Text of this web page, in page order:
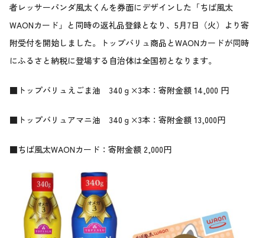
者レッサーパンダ風太くんを券面にデザインした「ちば風太
WAONカード」と同時の返礼品登録となり、5月7日（火）より寄
附受付を開始しました。トップバリュ商品とWAONカードが同時
にふるさと納税に登場する自治体は全国初となります。
■トップバリュえごま油 340ｇ×3本：寄附金額 14,000 円
■トップバリュアマニ油 340ｇ×3本：寄附金額 13,000円
■ちば風太WAONカード：寄附金額 2,000円